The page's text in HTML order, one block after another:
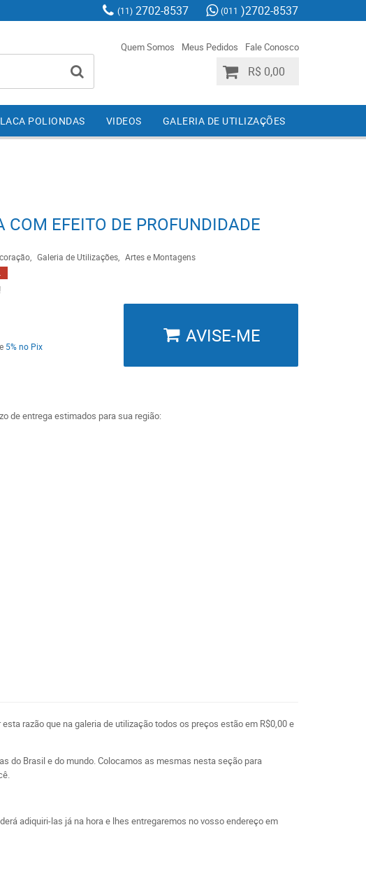
(11) 2702-8537 (011 )2702-8537
Quem Somos Meus Pedidos Fale Conosco
R$ 0,00
POLIONDAS VIDEOS GALERIA DE UTILIZAÇÕES
COM EFEITO DE PROFUNDIDADE
Galeria de Utilizações Artes e Montagens
5% no Pix AVISE-ME
de entrega estimados para sua região:
esta razão que na galeria de utilização todos os preços estão em R$0,00 e
do Brasil e do mundo. Colocamos as mesmas nesta seção para
adiquiri-las já na hora e lhes entregaremos no vosso endereço em